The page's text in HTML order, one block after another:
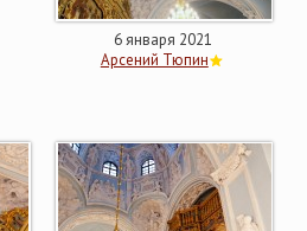
6 января 2021
Арсений Тюпин